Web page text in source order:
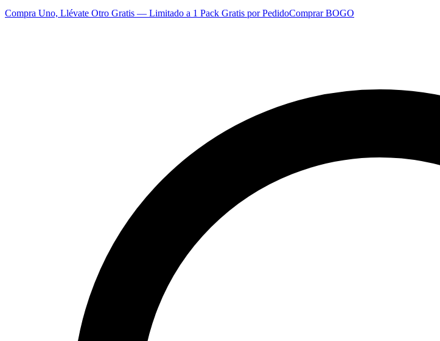
Compra Uno, Llévate Otro Gratis — Limitado a 1 Pack Gratis por PedidoComprar BOGO